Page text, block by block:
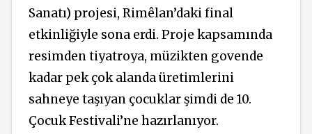
Sanatı) projesi, Rimêlan’daki final
etkinliğiyle sona erdi. Proje kapsamında
resimden tiyatroya, müzikten govende
kadar pek çok alanda üretimlerini
sahneye taşıyan çocuklar şimdi de 10.
Çocuk Festivali’ne hazırlanıyor.